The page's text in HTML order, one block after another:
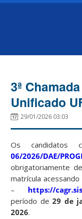
3ª
Unificado
29/01/2026 03:03
Os candidatos
06/2026/DAE/
obrigatoriamente
matrícula
– https://
período de29 de
2026.